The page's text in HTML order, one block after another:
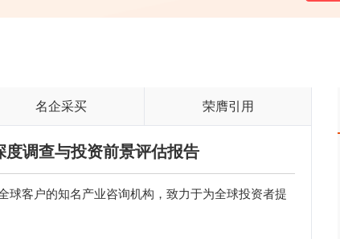
名企采买 荣膺引用
调查与投资前景评估报告
球客户的知名产业咨询机构，致力于为全球投资者提